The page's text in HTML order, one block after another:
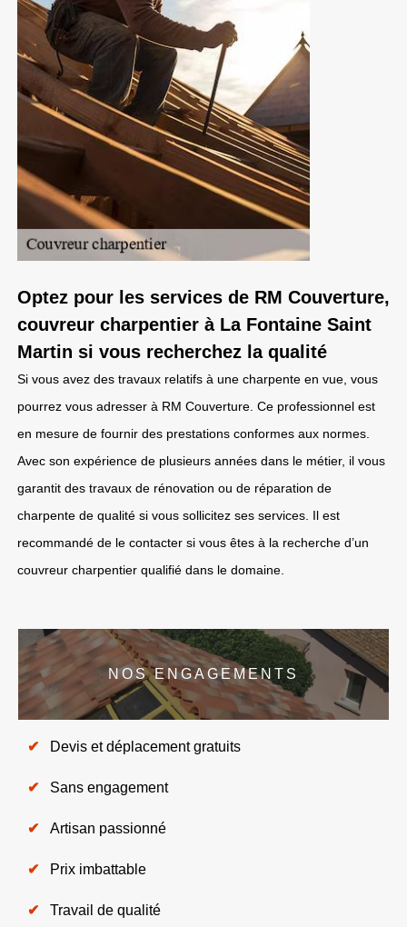
Optez pour les services de RM Couverture,
couvreur charpentier à La Fontaine Saint
Martin si vous recherchez la qualité
Si vous avez des travaux relatifs à une charpente en vue, vous
pourrez vous adresser à RM Couverture. Ce professionnel est
en mesure de fournir des prestations conformes aux normes.
Avec son expérience de plusieurs années dans le métier, il vous
garantit des travaux de rénovation ou de réparation de
charpente de qualité si vous sollicitez ses services. Il est
recommandé de le contacter si vous êtes à la recherche d’un
couvreur charpentier qualifié dans le domaine.
NOS ENGAGEMENTS
Devis et déplacement gratuits
Sans engagement
Artisan passionné
Prix imbattable
Travail de qualité